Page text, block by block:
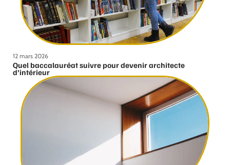
12 mars 2026
Quel baccalauréat suivre pour devenir architecte
d’intérieur